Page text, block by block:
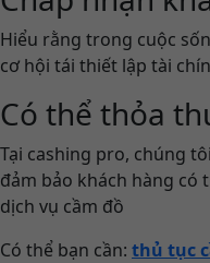
Hiểu rằng trong cuộc
cơ hội tái thiết lập tài
Có thể thỏa
Tại cashing pro, chúng
đảm bảo khách hàng có
dịch vụ cầm đồ
Có thể bạn cần: thủ tục